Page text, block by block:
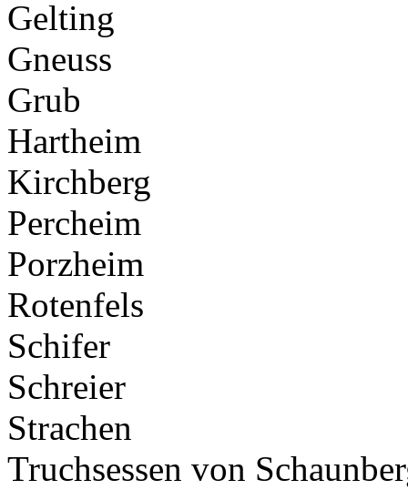
Gelting
Gneuss
Grub
Hartheim
Kirchberg
Percheim
Porzheim
Rotenfels
Schifer
Schreier
Strachen
Truchsessen von